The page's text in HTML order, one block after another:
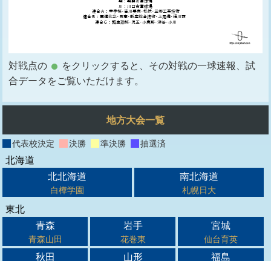
対戦点の
をクリックすると、その対戦の一球速報、試
合データをご覧いただけます。
地方大会一覧
代表校決定 決勝 準決勝 抽選済
北海道
北北海道
白樺学園
南北海道
札幌日大
東北
青森
青森山田
岩手
花巻東
宮城
仙台育英
秋田 山形 福島